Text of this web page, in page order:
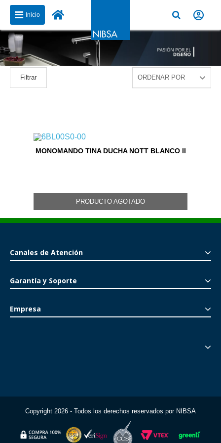
Inicio
Filtrar
MONOMANDO TINA DUCHA NOTT BLANCO II
PRODUCTO AGOTADO
Canales de Atención
Garantía y Soporte
Empresa
Copyright 2026 - Todos los derechos reservados por NIBSA